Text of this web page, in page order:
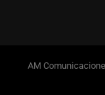
AM